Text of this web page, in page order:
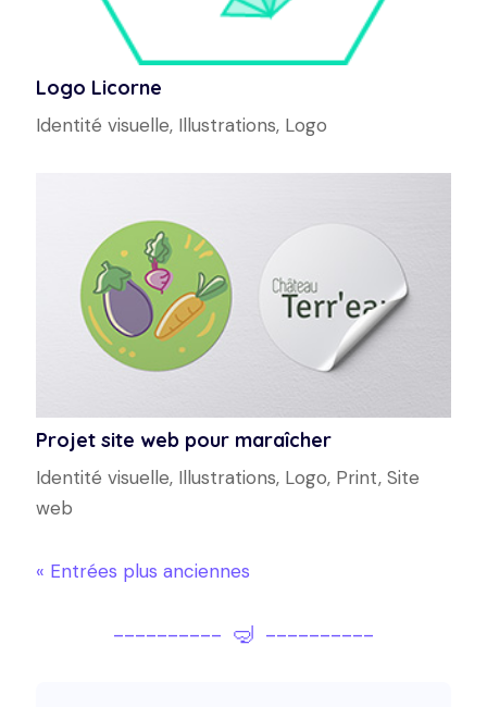
Logo Licorne
Identité visuelle, Illustrations, Logo
Projet site web pour maraîcher
Identité visuelle, Illustrations, Logo, Print,Site
web
« Entrées plus anciennes
---------- 🤿 ----------